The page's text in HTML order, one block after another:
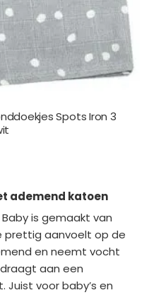
Spots Iron 3
ademend katoen
is gemaakt van
prettig aanvoelt op de
en neemt vocht
aan een
voor baby’s en